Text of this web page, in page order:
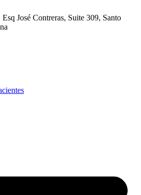
José Contreras, Suite 309, Santo